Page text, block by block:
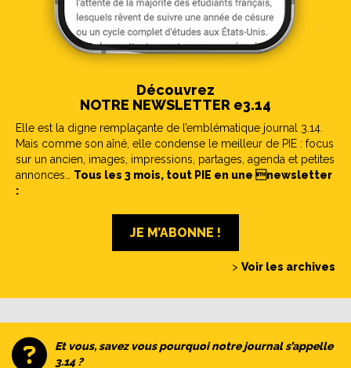
Découvrez
NOTRE NEWSLETTER e3.14
Elle est la digne remplaçante de l’emblématique journal 3.14.
Mais comme son aîné, elle condense le meilleur de PIE : focus
sur un ancien, images, impressions, partages, agenda et petites
annonces… Tous les 3 mois, tout PIE en une newsletter
:
JE M’ABONNE !
> Voir les archives
Et vous, savez vous pourquoi notre journal s’appelle
3.14 ?